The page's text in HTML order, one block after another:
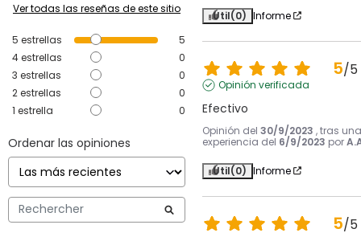
Ver todas las reseñas de este sitio
5 estrellas
5
4estrellas
0
3 estrellas
0
2estrellas
0
1 estrella 0
Ordenar las opiniones
Útil(0) Informe
5/5
Opinión verificada
Efectivo
Opinión del 30/9/2023 , tras una
experiencia del 6/9/2023 por
Útil(0) Informe
5/5